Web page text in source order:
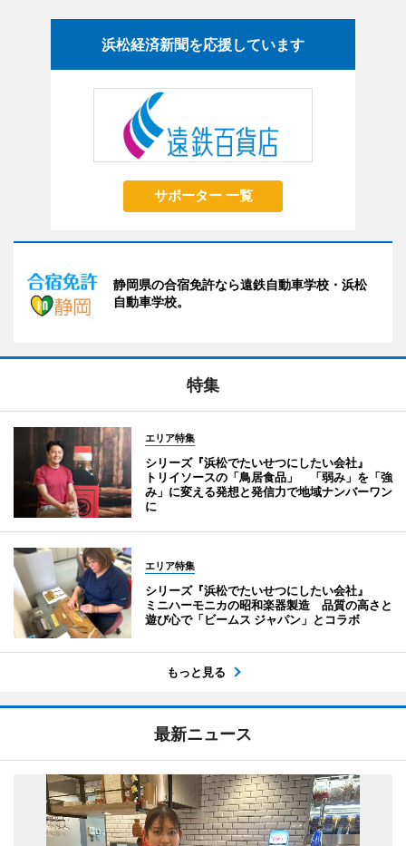
浜松経済新聞を応援しています
サポーター 一覧
静岡県の合宿免許なら遠鉄自動車学校・浜松
自動車学校。
特集
エリア特集
シリーズ『浜松でたいせつにしたい会社』
トリイソースの「鳥居食品」 「弱み」を「強
み」に変える発想と発信力で地域ナンバーワン
に
エリア特集
シリーズ『浜松でたいせつにしたい会社』
ミニハーモニカの昭和楽器製造 品質の高さと
遊び心で「ビームス ジャパン」とコラボ
もっと見る
最新ニュース